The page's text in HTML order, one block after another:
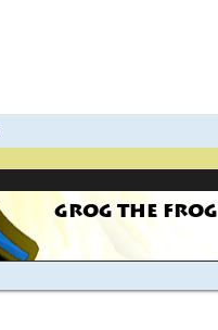
GROG THE FROG